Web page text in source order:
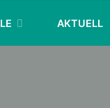
AKTUELL